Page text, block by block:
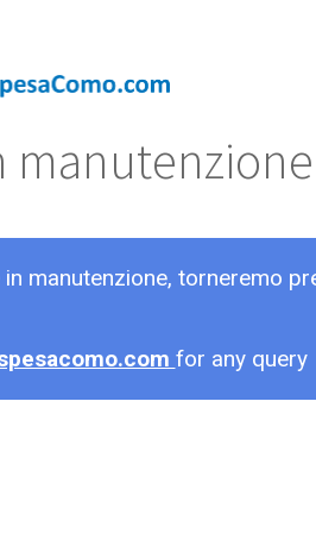
manutenzione
manutenzione, torneremo
for any query